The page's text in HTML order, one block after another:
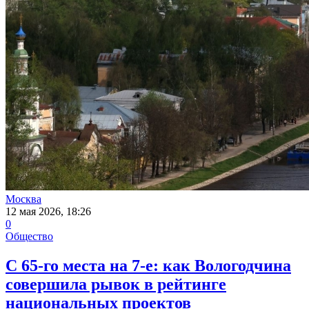
Москва
12 мая 2026, 18:26
0
Общество
С 65-го места на 7-е: как Вологодчина
совершила рывок в рейтинге
национальных проектов